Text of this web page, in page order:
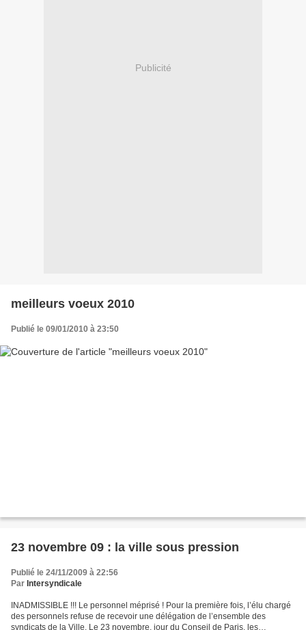
Publicité
meilleurs voeux 2010
Publié le 09/01/2010 à 23:50
23 novembre 09 : la ville sous pression
Publié le 24/11/2009 à 22:56
Par Intersyndicale
INADMISSIBLE !!! Le personnel méprisé ! Pour la première fois, l’élu chargé
des personnels refuse de recevoir une délégation de l’ensemble des
syndicats de la Ville. Le 23 novembre, jour du Conseil de Paris, les